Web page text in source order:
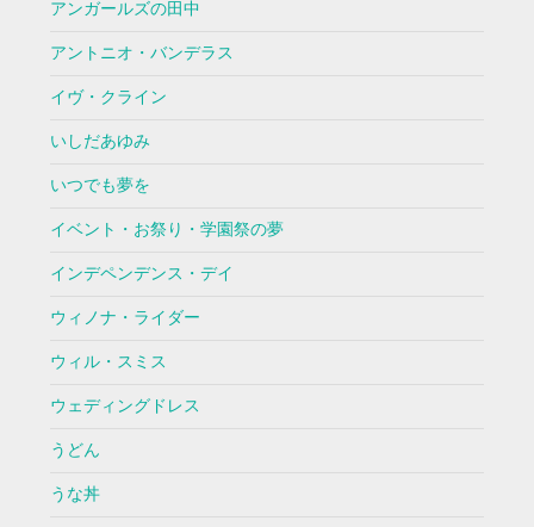
アンガールズの田中
アントニオ・バンデラス
イヴ・クライン
いしだあゆみ
いつでも夢を
イベント・お祭り・学園祭の夢
インデペンデンス・デイ
ウィノナ・ライダー
ウィル・スミス
ウェディングドレス
うどん
うな丼